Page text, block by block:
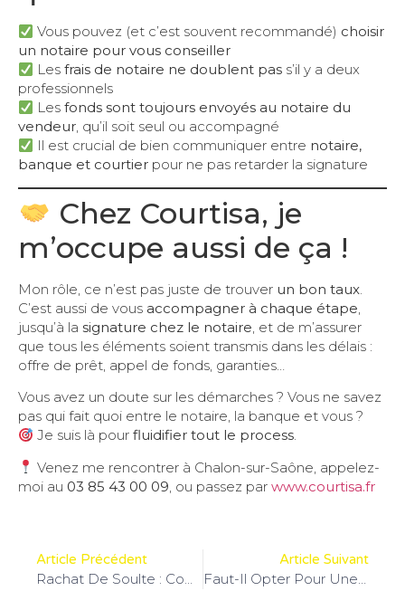
Vous pouvez (et c’est souvent recommandé) choisir
un notaire pour vous conseiller
Lesfrais de notaire ne doublent pas s’il y a deux
professionnels
Lesfonds sont toujours envoyés au notaire du
vendeur, qu’il soit seul ou accompagné
Il est crucial de bien communiquer entre notaire,
banque et courtier pour ne pas retarder la signature
Chez Courtisa, je
m’occupe aussi de ça !
Mon rôle, ce n’est pas juste de trouver un bon taux
C’est aussi de vous accompagner à chaque étape
jusqu’à la signature chez le notaire , et de m’assurer
que tous les éléments soient transmis dans les délais :
offre de prêt, appel de fonds, garanties…
Vous avez un doute sur les démarches ? Vous ne savez
pas qui fait quoi entre le notaire, la banque et vous ?
Je suis là pourfluidifier tout le process.
Venez me rencontrer à Chalon-sur-Saône, appelez-
moi au 03 85 43 00 09 , ou passez par www.courtisa.fr
Article Précédent
Rachat De Soulte : Comment Ça Fonctionne ?
Article Suivant
Faut-Il Opter Pour Une Mensualité Basse Ou Une Durée Courte ?